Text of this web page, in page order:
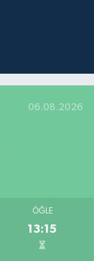
06.08.2026
ÖĞLE
13:15